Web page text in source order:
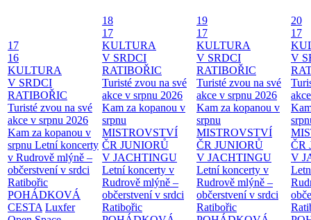
17
16
KULTURA
V SRDCI
RATIBOŘIC
Turisté zvou na své
akce v srpnu 2026
Kam za kopanou v
srpnu Letní koncerty
v Rudrově mlýně –
občerstvení v srdci
Ratibořic
POHÁDKOVÁ
CESTA Luxfer
18
17
KULTURA
V SRDCI
RATIBOŘIC
Turisté zvou na své
akce v srpnu 2026
Kam za kopanou v
srpnu
MISTROVSTVÍ
ČR JUNIORŮ
V JACHTINGU
Letní koncerty v
Rudrově mlýně –
občerstvení v srdci
Ratibořic
19
17
KULTURA
V SRDCI
RATIBOŘIC
Turisté zvou na své
akce v srpnu 2026
Kam za kopanou v
srpnu
MISTROVSTVÍ
ČR JUNIORŮ
V JACHTINGU
Letní koncerty v
Rudrově mlýně –
občerstvení v srdci
Ratibořic
20
17
V
ČR
V